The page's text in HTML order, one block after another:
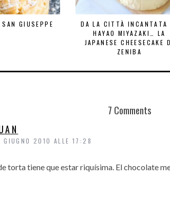
GIUSEPPE
DA LA CITTÀ INCANTATA
HAYAO MIYAZAKI… LA
JAPANESE CHEESECAKE
ZENIBA
7 Comments
GIUGNO 2010 ALLE 17:28
torta tiene que estar riquísima. El chocolate